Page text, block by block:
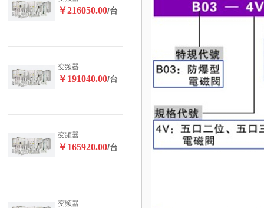
￥216050.00/台
变频器
￥191040.00/台
变频器
￥165920.00/台
变频器